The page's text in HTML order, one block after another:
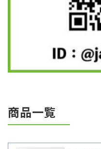
商品一覧